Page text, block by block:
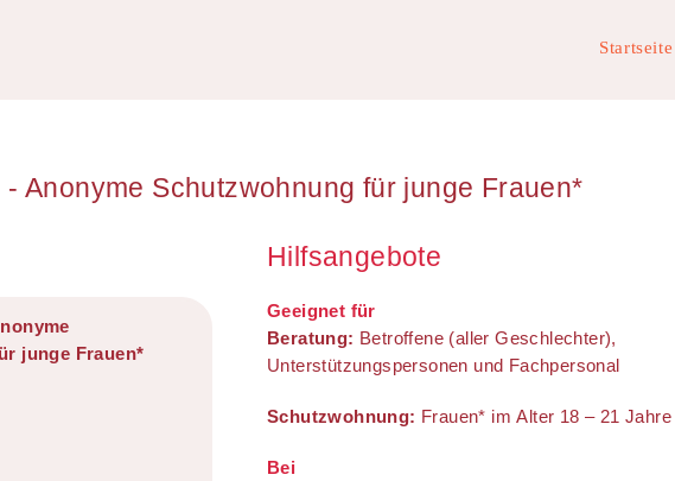
Startseite
Anonyme Schutzwohnung für junge Frauen*
junge Frauen*
Hilfsangebote
Geeignet für
Beratung: Betroffene (aller Geschlechter),
Unterstützungspersonen und Fachpersonal
Schutzwohnung: Frauen* im Alter 18 – 21 Jahre
Bei